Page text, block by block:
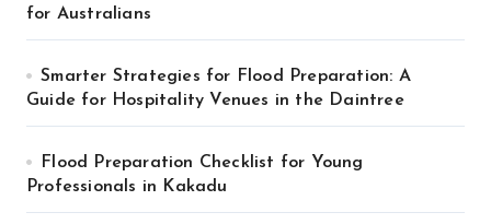
for Australians
Smarter Strategies for Flood Preparation: A
Guide for Hospitality Venues in the Daintree
Flood Preparation Checklist for Young
Professionals in Kakadu